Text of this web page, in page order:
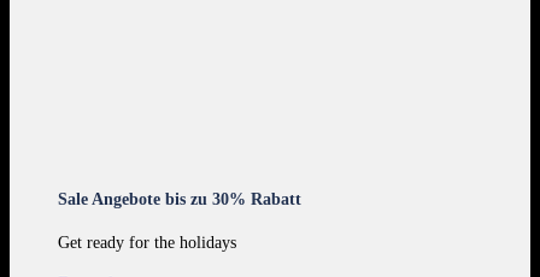
Sale Angebote bis zu 30% Rabatt
Get ready for the holidays